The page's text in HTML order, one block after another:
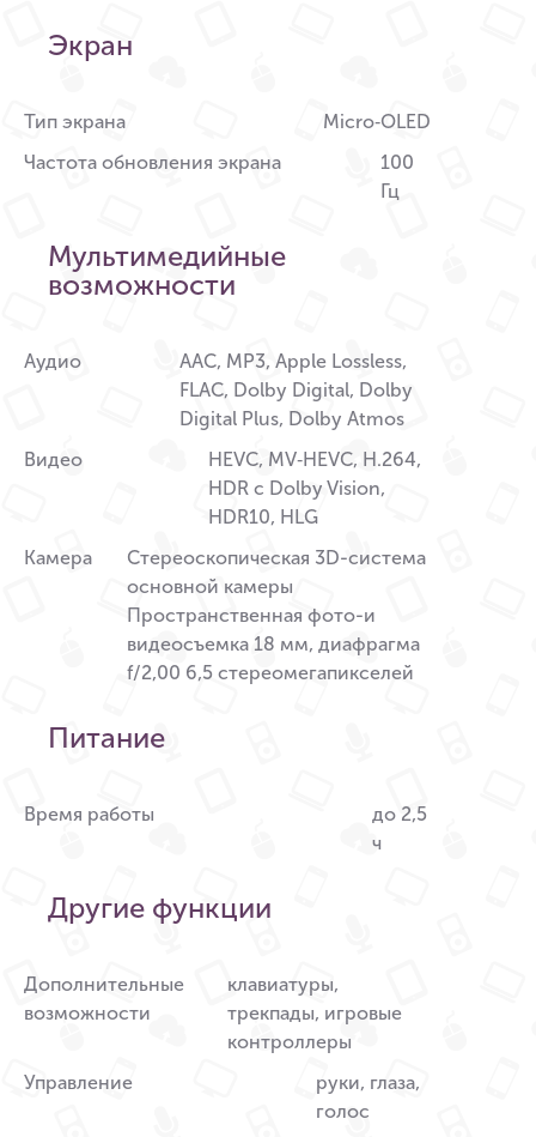
Экран
Тип экрана
Micro‑OLED
Частота обновления экрана
100
Гц
Мультимедийные
возможности
Аудио
AAC, MP3, Apple Lossless,
FLAC, Dolby Digital, Dolby
Digital Plus, Dolby Atmos
Видео
HEVC, MV‑HEVC, H.264,
HDR с Dolby Vision,
HDR10, HLG
Камера
Стереоскопическая 3D-система
основной камеры
Пространственная фото-и
видеосъемка 18 мм, диафрагма
f/2,00 6,5 стереомегапикселей
Питание
Время работы
до 2,5
ч
Другие функции
Дополнительные
возможности
клавиатуры,
трекпады, игровые
контроллеры
Управление
руки, глаза,
голос